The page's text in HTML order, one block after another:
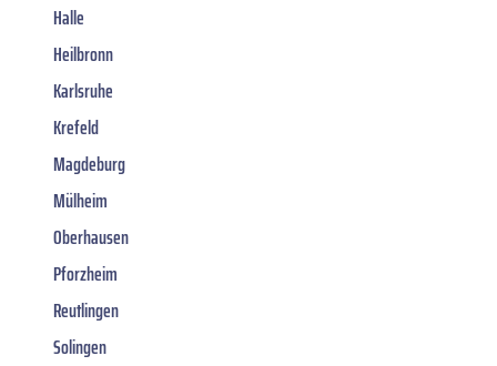
Halle
Heilbronn
Karlsruhe
Krefeld
Magdeburg
Mülheim
Oberhausen
Pforzheim
Reutlingen
Solingen